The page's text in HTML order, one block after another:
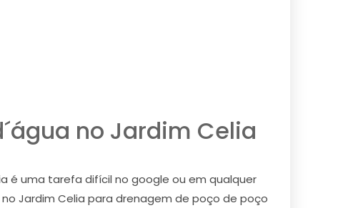
no Jardim Celia
é uma tarefa difícil no google ou em qualquer
Jardim Celia para drenagem de poço de poço